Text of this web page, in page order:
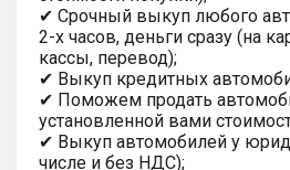
✔ Срочный выкуп любого
2-х часов, деньги сразу (на
кассы, перевод);
✔ Выкуп кредитных
✔ Поможем продать
установленной вами
✔ Выкуп автомобилей у
числе и без НДС);